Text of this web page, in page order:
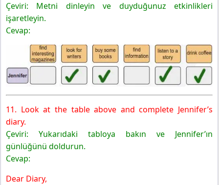
Çeviri: Metni dinleyin ve duyduğunuz etkinlikleri
işaretleyin.
Cevap:
11. Look at the table above and complete Jennifer’s
diary.
Çeviri: Yukarıdaki tabloya bakın ve Jennifer’ın
günlüğünü doldurun.
Cevap:
Dear Diary,